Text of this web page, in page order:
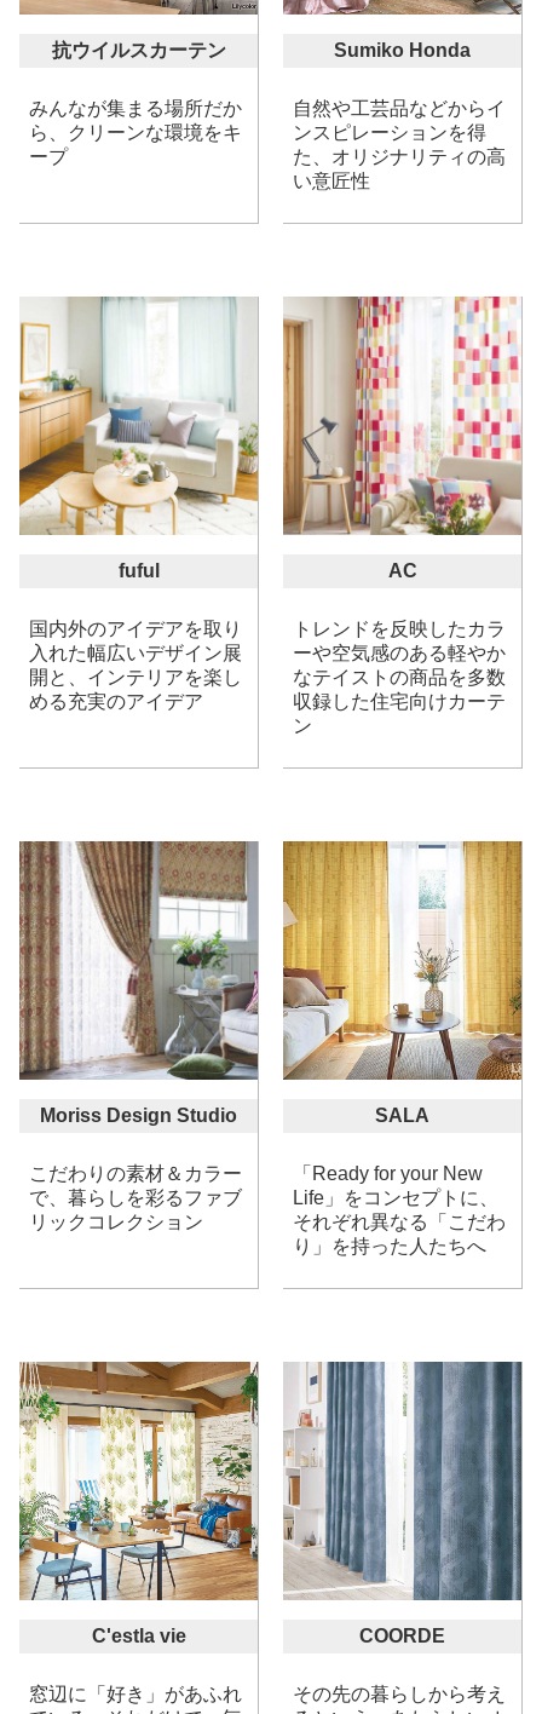
抗ウイルスカーテン
みんなが集まる場所だか
ら、クリーンな環境をキ
ープ
Sumiko Honda
自然や工芸品などからイ
ンスピレーションを得
た、オリジナリティの高
い意匠性
fuful
国内外のアイデアを取り
入れた幅広いデザイン展
開と、インテリアを楽し
める充実のアイデア
AC
トレンドを反映したカラ
ーや空気感のある軽やか
なテイストの商品を多数
収録した住宅向けカーテ
ン
Moriss Design Studio
こだわりの素材＆カラー
で、暮らしを彩るファブ
リックコレクション
SALA
「Ready for your New
Life」をコンセプトに、
それぞれ異なる「こだわ
り」を持った人たちへ
C'estla vie
窓辺に「好き」があふれ
COORDE
その先の暮らしから考え